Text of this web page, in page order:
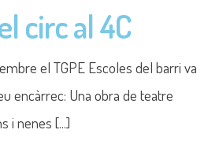
circ al 4C
el TGPE Escoles del barri va
encàrrec: Una obra de teatre
i nenes [...]